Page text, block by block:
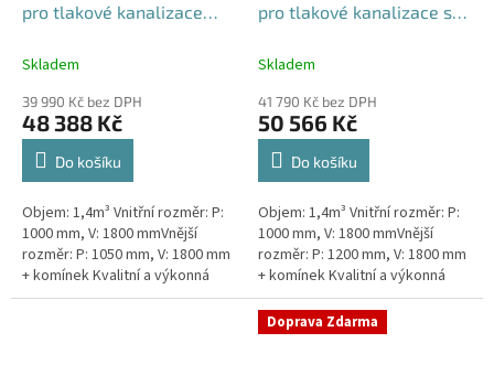
pro tlakové kanalizace
Skladem
39 990 Kč bez DPH
48 388 Kč
Do košíku
Objem: 1,4m³ Vnitřní rozměr: P:
1000 mm, V: 1800 mmVnější
rozměr: P: 1050 mm, V: 1800 mm
+ komínek Kvalitní a výkonná
přečerpávací stanice k
pro tlakové kanalizace se
obetonování - nádrž 1,4m3
Skladem
41 790 Kč bez DPH
50 566 Kč
Do košíku
Objem: 1,4m³ Vnitřní rozměr: P:
1000 mm, V: 1800 mmVnější
rozměr: P: 1200 mm, V: 1800 mm
+ komínek Kvalitní a výkonná
přečerpávací stanice k
rodinným domům,
provozovnám,...
Doprava Zdarma